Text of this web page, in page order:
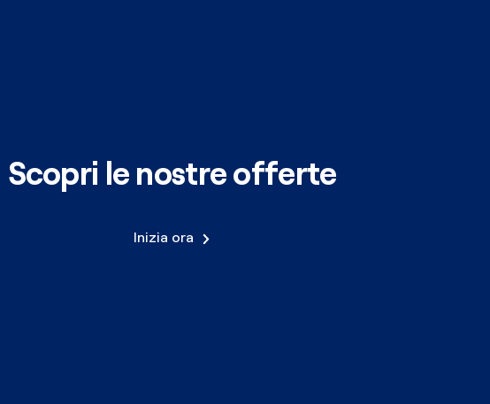
Scopri le nostre offerte
Inizia ora